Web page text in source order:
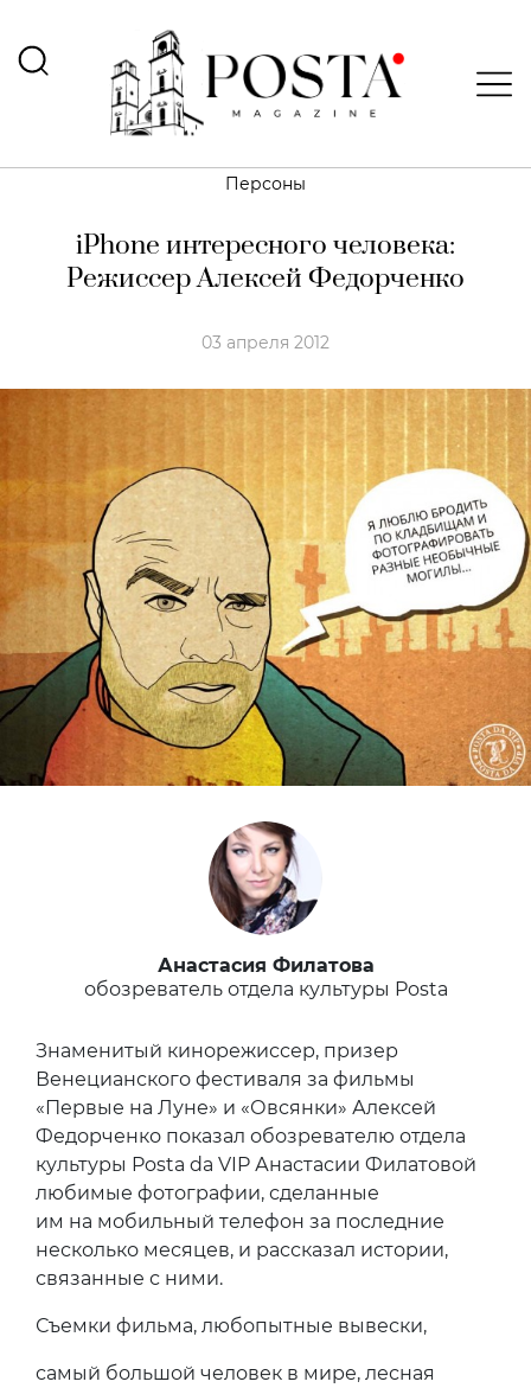
Персоны
iPhone интересного человека:
Режиссер Алексей Федорченко
03 апреля 2012
Анастасия Филатова
обозреватель отдела культуры Posta
Знаменитый кинорежиссер, призер
Венецианского фестиваля за фильмы
«Первые на Луне» и «Овсянки» Алексей
Федорченко показал обозревателю отдела
культуры Posta da VIP Анастасии Филатовой
любимые фотографии, сделанные
им на мобильный телефон за последние
несколько месяцев, и рассказал истории,
связанные с ними.
Съемки фильма, любопытные вывески,
самый большой человек в мире, лесная